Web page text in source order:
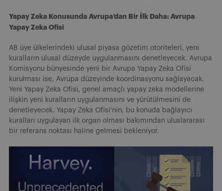
Yapay Zeka Konusunda Avrupa’dan Bir İlk Daha: Avrupa
Yapay Zeka Ofisi
AB üye ülkelerindeki ulusal piyasa gözetim otoriteleri, yeni
kuralların ulusal düzeyde uygulanmasını denetleyecek. Avrupa
Komisyonu bünyesinde yeni bir Avrupa Yapay Zeka Ofisi
kurulması ise, Avrupa düzeyinde koordinasyonu sağlayacak.
Yeni Yapay Zeka Ofisi, genel amaçlı yapay zeka modellerine
ilişkin yeni kuralların uygulanmasını ve yürütülmesini de
denetleyecek. Yapay Zeka Ofisi’nin, bu konuda bağlayıcı
kuralları uygulayan ilk organ olması bakımından uluslararası
bir referans noktası haline gelmesi bekleniyor.